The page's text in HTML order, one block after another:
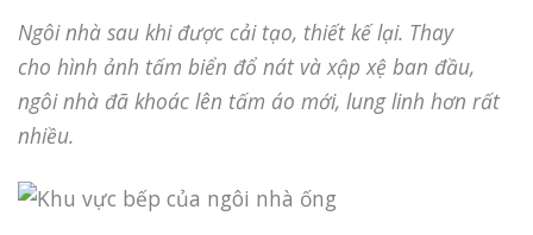
Ngôi nhà sau khi được cải tạo, thiết kế lại. Thay
cho hình ảnh tấm biển đổ nát và xập xệ ban đầu,
ngôi nhà đã khoác lên tấm áo mới, lung linh hơn rất
nhiều.